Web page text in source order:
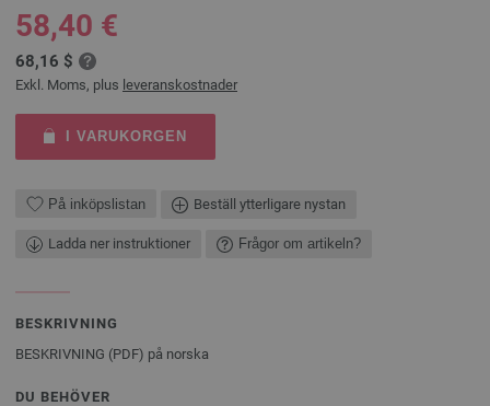
58,40 €
68,16 $
Exkl. Moms, plus leveranskostnader
I VARUKORGEN
På inköpslistan Beställ ytterligare nystan
Ladda ner instruktioner Frågor om artikeln?
BESKRIVNING
BESKRIVNING (PDF) på norska
DU BEHÖVER